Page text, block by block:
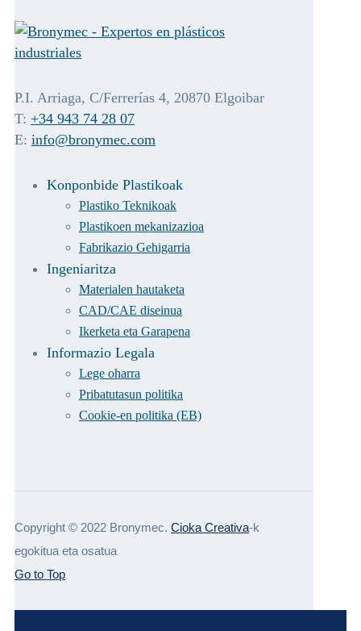
P.I. Arriaga, C/Ferrerías 4, 20870 Elgoibar
T: +34 943 74 28 07
E: info@bronymec.com
Konponbide Plastikoak
Plastiko Teknikoak
Plastikoen mekanizazioa
Fabrikazio Gehigarria
Ingeniaritza
Materialen hautaketa
CAD/CAE diseinua
Ikerketa eta Garapena
Informazio Legala
Lege oharra
Pribatutasun politika
Cookie-en politika (EB)
Copyright © 2022 Bronymec. Cioka Creativa-k
egokitua eta osatua
Go to Top